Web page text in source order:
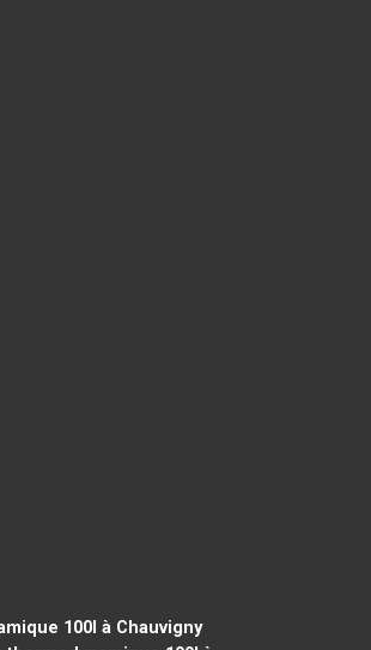
100l à Chauvigny